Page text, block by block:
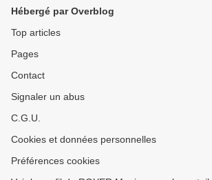
Hébergé par Overblog
Top articles
Pages
Contact
Signaler un abus
C.G.U.
Cookies et données personnelles
Préférences cookies